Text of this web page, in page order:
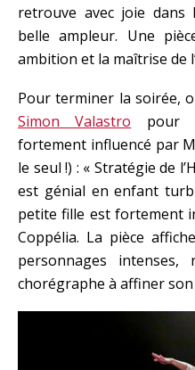
retrouve avec joie dans
belle ampleur. Une
ambition et la maîtrise de
Pour terminer la soirée,
Simon Valastro pour
fortement influencé par
le seul !) : « Stratégie de
est génial en enfant
petite fille est fortement
Coppélia. La pièce
personnages
chorégraphe à affiner